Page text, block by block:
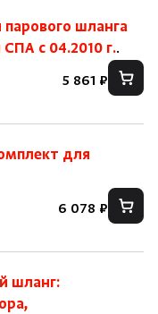
шланга
с 04.2010 г..
5 861 ₽
для
6 078 ₽
шланг: